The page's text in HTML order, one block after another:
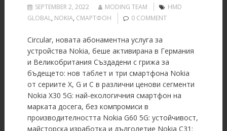
SEPTEMBER 2, 2022 MODING TEAM
HMD
GLOBAL, NOKIA, СМАРТФОН 0 COMMENT
Circular, новата абонаментна услуга за
устройства Nokia, беше активирана в Германия
и Великобритания Създадени с грижа за
бъдещето: нов таблет и три смартфона Nokia
от сериите X, G и C в различни ценови сегменти
Nokia X30 5G: най-екологичния смартфон на
марката досега, без компромиси в
производителността Nokia G60 5G: устойчивост,
майсторска изработка и дълголетие Nokia C31: